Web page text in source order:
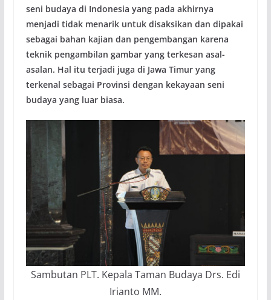
seni budaya di Indonesia yang pada akhirnya
menjadi tidak menarik untuk disaksikan dan dipakai
sebagai bahan kajian dan pengembangan karena
teknik pengambilan gambar yang terkesan asal-
asalan. Hal itu terjadi juga di Jawa Timur yang
terkenal sebagai Provinsi dengan kekayaan seni
budaya yang luar biasa.
Sambutan PLT. Kepala Taman Budaya Drs. Edi
Irianto MM.